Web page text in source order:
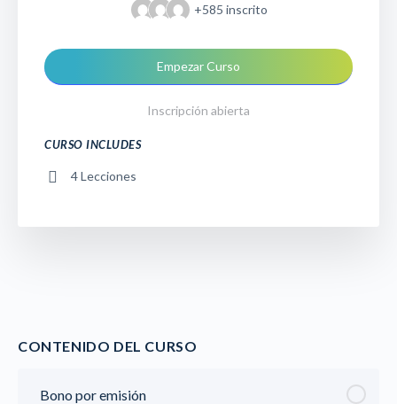
CONTENIDO DEL CURSO
Bono por emisión
+585 inscrito
Empezar Curso
Inscripción abierta
CURSO INCLUDES
4 Lecciones